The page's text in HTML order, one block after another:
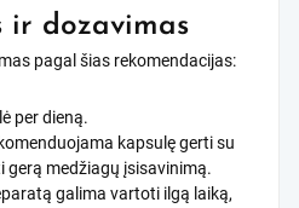
ir dozavimas
pagal šias rekomendacijas:
per dieną.
kapsulę gerti su
gerą medžiagų įsisavinimą.
galima vartoti ilgą laiką,